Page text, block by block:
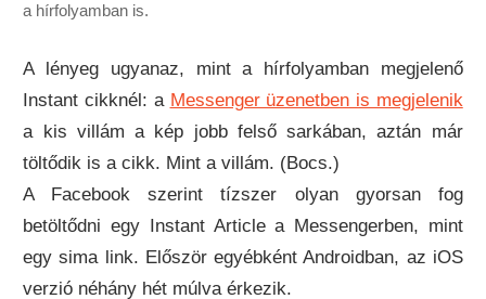
a hírfolyamban is.
A lényeg ugyanaz, mint a hírfolyamban megjelenő
Instant cikknél: a Messenger üzenetben is megjelenik
a kis villám a kép jobb felső sarkában, aztán már
töltődik is a cikk. Mint a villám. (Bocs.)
A Facebook szerint tízszer olyan gyorsan fog
betöltődni egy Instant Article a Messengerben, mint
egy sima link. Először egyébként Androidban, az iOS
verzió néhány hét múlva érkezik.